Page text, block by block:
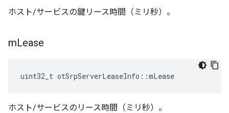
ホスト/サービスの鍵リース時間（ミリ秒）。
mLease
uint32_t otSrpServerLeaseInfo ::mLease
ホスト/サービスのリース時間（ミリ秒）。